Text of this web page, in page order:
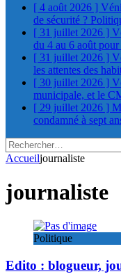
[ 4 août 2026 ]
de sécurité ?
[ 31 juillet 2026 ]
du 4 au 6 août
[ 31 juillet 2026 ]
les attentes des
[ 30 juillet 2026 ]
municipale, et le
[ 29 juillet 2026 ]
condamné à sept
Rechercher :
Accueiljournaliste
journaliste
Politique
Edito : blogueur,